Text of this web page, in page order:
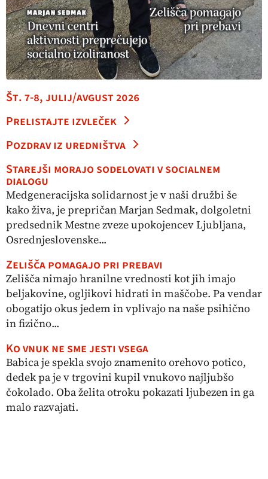
Št. 7-8, julij/avgust 2026
Prelistajte izvleček
Pozdrav iz uredništva
Starejši morajo sodelovati v socialnem
dialogu
Medgeneracijska solidarnost je v naši družbi še
kako živa, je prepričan Marjan Sedmak, dolgoletni
predsednik Mestne zveze upokojencev Ljubljana,
Osrednjeslovenske...
Zelišča pomagajo pri prebavi
Zelišča nimajo hranilne vrednosti kot jih imajo
beljakovine, ogljikovi hidrati in maščobe. Pa vendar
obogatijo okus jedem in vplivajo na naše psihično
in fizično...
Ko vnuk ne sme jesti vsega
Babica je spekla svojo znamenito orehovo potico,
dedek pa je v trgovini kupil vnukovo najljubšo
čokolado. Oba želita otroku pokazati ljubezen in ga
malo razvajati.